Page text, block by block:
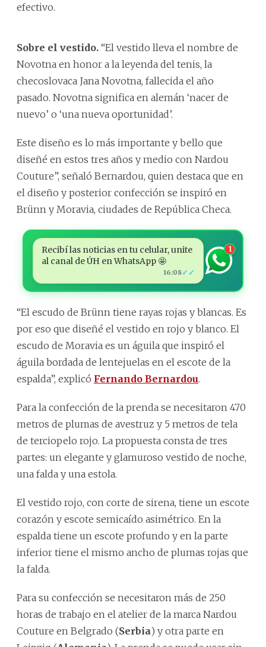
efectivo.
Sobre el vestido. “El vestido lleva el nombre de
Novotna en honor a la leyenda del tenis, la
checoslovaca Jana Novotna, fallecida el año
pasado. Novotna significa en alemán ‘nacer de
nuevo’ o ‘una nueva oportunidad’.
Este diseño es lo más importante y bello que
diseñé en estos tres años y medio con Nardou
Couture”, señaló Bernardou, quien destaca que en
el diseño y posterior confección se inspiró en
Brünn y Moravia, ciudades de República Checa.
Recibí las noticias en tu celular, unite
al canal de ÚH en WhatsApp 🤩
16:08✓✓
1
“El escudo de Brünn tiene rayas rojas y blancas. Es
por eso que diseñé el vestido en rojo y blanco. El
escudo de Moravia es un águila que inspiró el
águila bordada de lentejuelas en el escote de la
espalda”, explicó Fernando Bernardou.
Para la confección de la prenda se necesitaron 470
metros de plumas de avestruz y 5 metros de tela
de terciopelo rojo. La propuesta consta de tres
partes: un elegante y glamuroso vestido de noche,
una falda y una estola.
El vestido rojo, con corte de sirena, tiene un escote
corazón y escote semicaído asimétrico. En la
espalda tiene un escote profundo y en la parte
inferior tiene el mismo ancho de plumas rojas que
la falda.
Para su confección se necesitaron más de 250
horas de trabajo en el atelier de la marca Nardou
Couture en Belgrado (Serbia) y otra parte en